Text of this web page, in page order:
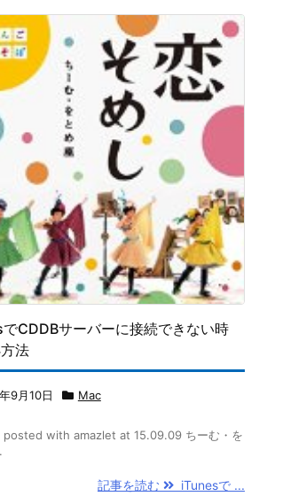
CDDBサーバーに接続できない時
法
9月10日 Mac
posted with amazlet at 15.09.09 ちーむ・を
記事を読む iTunesで ...